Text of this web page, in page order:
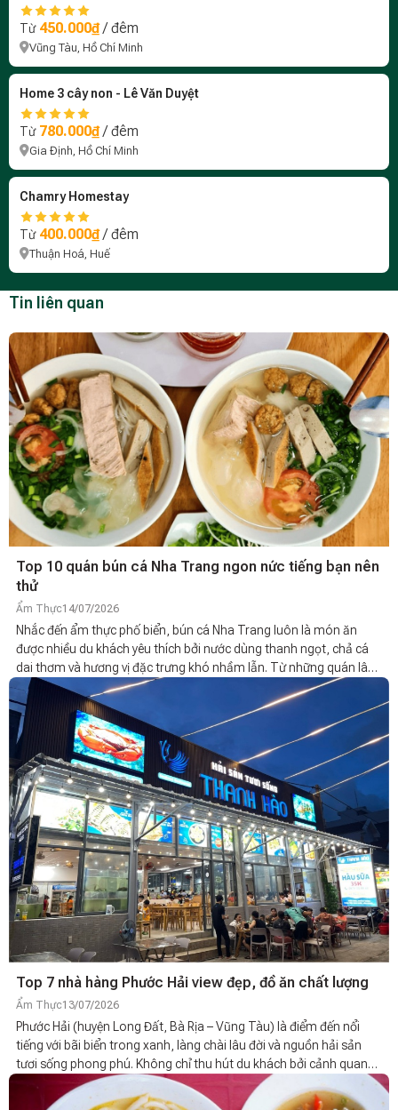
Từ 450.000₫/ đêm
Vũng Tàu, Hồ Chí Minh
Home 3 cây non - Lê Văn Duyệt
Từ 780.000₫/ đêm
Gia Định, Hồ Chí Minh
Chamry Homestay
Từ 400.000₫/ đêm
Thuận Hoá, Huế
Tin liên quan
Top 10 quán bún cá Nha Trang ngon nức tiếng bạn nên
thử
Ẩm Thực14/07/2026
Nhắc đến ẩm thực phố biển, bún cá Nha Trang luôn là món ăn
được nhiều du khách yêu thích bởi nước dùng thanh ngọt, chả cá
dai thơm và hương vị đặc trưng khó nhầm lẫn. Từ những quán lâu
năm đến các địa chỉ được người dân địa phương yêu thích, mỗi nơi
đều mang một nét hấp dẫn riêng. Nếu sắp tới bạn dự định du lịch
Nha Trang và muốn tìm quán bún cá chất lượng để thưởng thức thì
danh sách dưới đây sẽ giúp bạn dễ dàng lựa chọn.
Top 7 nhà hàng Phước Hải view đẹp, đồ ăn chất lượng
Ẩm Thực13/07/2026
Phước Hải (huyện Long Đất, Bà Rịa – Vũng Tàu) là điểm đến nổi
tiếng với bãi biển trong xanh, làng chài lâu đời và nguồn hải sản
tươi sống phong phú. Không chỉ thu hút du khách bởi cảnh quan
yên bình, nơi đây còn sở hữu nhiều nhà hàng phục vụ đa dạng món
ăn từ hải sản địa phương đến ẩm thực Á - Âu, đáp ứng nhu cầu của